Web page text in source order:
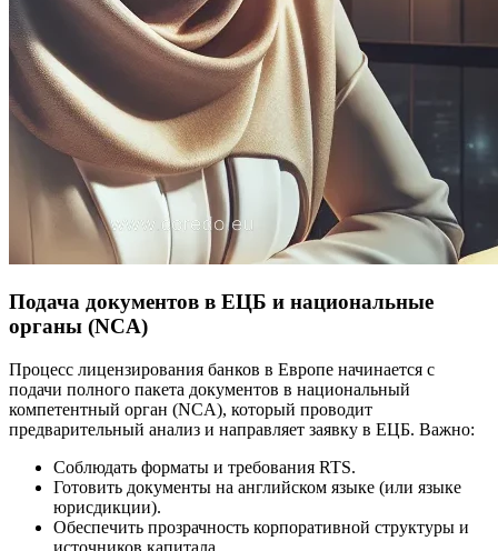
Подача документов в ЕЦБ и национальные
органы (NCA)
Процесс лицензирования банков в Европе начинается с
подачи полного пакета документов в национальный
компетентный орган (NCA), который проводит
предварительный анализ и направляет заявку в ЕЦБ. Важно:
Соблюдать форматы и требования RTS.
Готовить документы на английском языке (или языке
юрисдикции).
Обеспечить прозрачность корпоративной структуры и
источников капитала.